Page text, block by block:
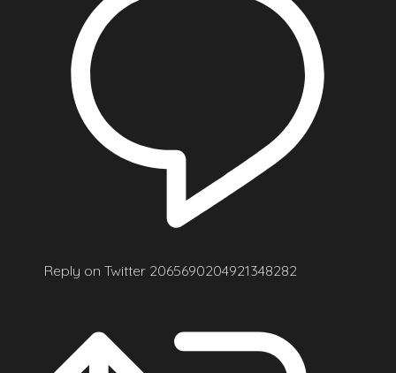
Reply on Twitter 2065690204921348282